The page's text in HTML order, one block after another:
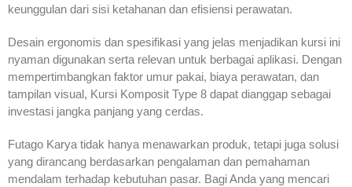
keunggulan dari sisi ketahanan dan efisiensi perawatan.
Desain ergonomis dan spesifikasi yang jelas menjadikan kursi ini
nyaman digunakan serta relevan untuk berbagai aplikasi. Dengan
mempertimbangkan faktor umur pakai, biaya perawatan, dan
tampilan visual, Kursi Komposit Type 8 dapat dianggap sebagai
investasi jangka panjang yang cerdas.
Futago Karya tidak hanya menawarkan produk, tetapi juga solusi
yang dirancang berdasarkan pengalaman dan pemahaman
mendalam terhadap kebutuhan pasar. Bagi Anda yang mencari